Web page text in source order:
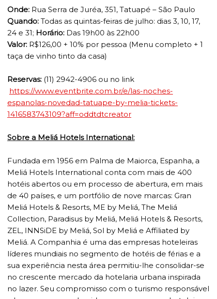
Onde: Rua Serra de Juréa, 351, Tatuapé – São Paulo
Quando: Todas as quintas-feiras de julho: dias 3, 10, 17,
24 e 31; Horário: Das 19h00 às 22h00
Valor: R$126,00 + 10% por pessoa (Menu completo + 1
taça de vinho tinto da casa)
Reservas: (11) 2942-4906 ou no link
https://www.eventbrite.com.br/e/las-noches-
espanolas-novedad-tatuape-by-melia-tickets-
1416583743109?aff=oddtdtcreator
Sobre a Meliá Hotels International:
Fundada em 1956 em Palma de Maiorca, Espanha, a
Meliá Hotels International conta com mais de 400
hotéis abertos ou em processo de abertura, em mais
de 40 países, e um portfólio de nove marcas: Gran
Meliá Hotels & Resorts, ME by Meliá, The Meliá
Collection, Paradisus by Meliá, Meliá Hotels & Resorts,
ZEL, INNSiDE by Meliá, Sol by Meliá e Affiliated by
Meliá. A Companhia é uma das empresas hoteleiras
líderes mundiais no segmento de hotéis de férias e a
sua experiência nesta área permitiu-lhe consolidar-se
no crescente mercado da hotelaria urbana inspirada
no lazer. Seu compromisso com o turismo responsável